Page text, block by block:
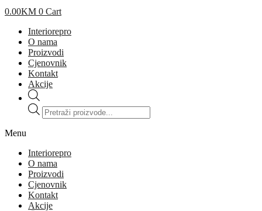
0.00KM 0 Cart
Interiorepro
O nama
Proizvodi
Cjenovnik
Kontakt
Akcije
Products
search
Menu
Interiorepro
O nama
Proizvodi
Cjenovnik
Kontakt
Akcije